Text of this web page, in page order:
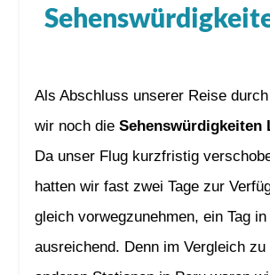
Als Abschluss unserer Reise durch
wir noch die Sehenswürdigkeiten
Da unser Flug kurzfristig
hatten wir fast zwei Tage zur
gleich vorwegzunehmen, ein Tag
ausreichend. Denn im Vergleich zu